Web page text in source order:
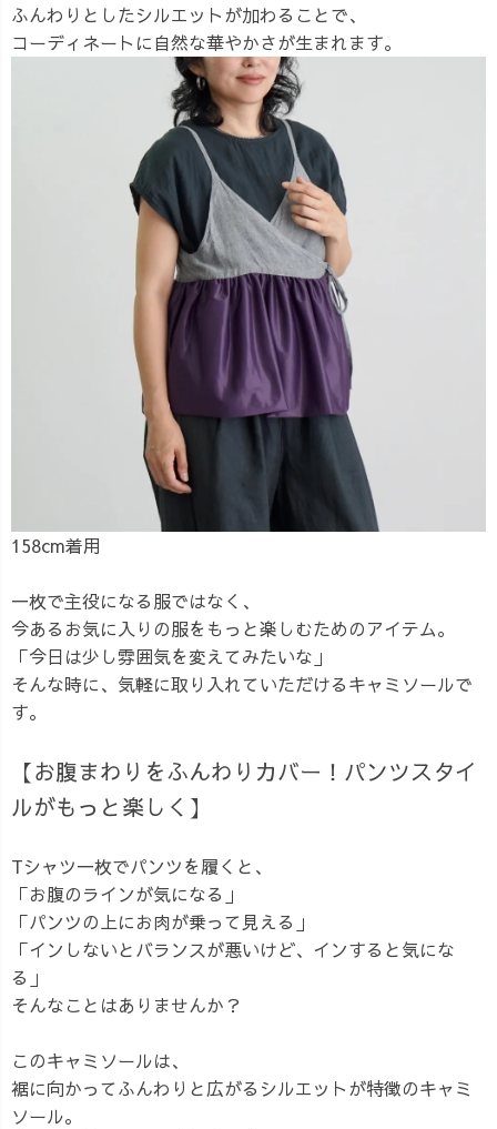
ふんわりとしたシルエットが加わることで、
コーディネートに自然な華やかさが生まれます。
158cm着用
一枚で主役になる服ではなく、
今あるお気に入りの服をもっと楽しむためのアイテム。
「今日は少し雰囲気を変えてみたいな」
そんな時に、気軽に取り入れていただけるキャミソールで
す。
【お腹まわりをふんわりカバー！パンツスタイ
ルがもっと楽しく】
Tシャツ一枚でパンツを履くと、
「お腹のラインが気になる」
「パンツの上にお肉が乗って見える」
「インしないとバランスが悪いけど、インすると気にな
る」
そんなことはありませんか？
このキャミソールは、
裾に向かってふんわりと広がるシルエットが特徴のキャミ
ソール。